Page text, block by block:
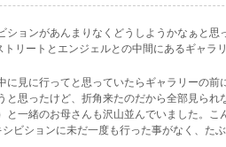
ションがあんまりなくどうしようかなぁと
トリートとエンジェルとの中間にあるギャラ
に見に行ってと思っていたらギャラリーの
と思ったけど、折角来たのだから全部見ら
と一緒のお母さんも沢山並んでいました。
ビションに未だ一度も行った事がなく、た